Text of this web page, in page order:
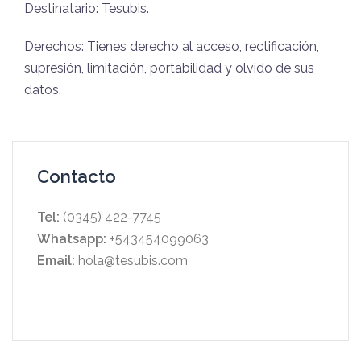
Destinatario: Tesubis.
Derechos: Tienes derecho al acceso, rectificación,
supresión, limitación, portabilidad y olvido de sus
datos.
Contacto
Tel: (0345) 422-7745
Whatsapp: +543454099063
Email: hola@tesubis.com